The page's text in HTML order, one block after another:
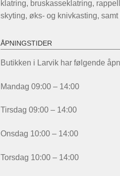
klatring, bruskasseklatring,
skyting, øks- og knivkasting,
ÅPNINGSTIDER
Butikken i Larvik har følgende
Mandag 09:00 – 14:00
Tirsdag 09:00 – 14:00
Onsdag 10:00 – 14:00
Torsdag 10:00 – 14:00